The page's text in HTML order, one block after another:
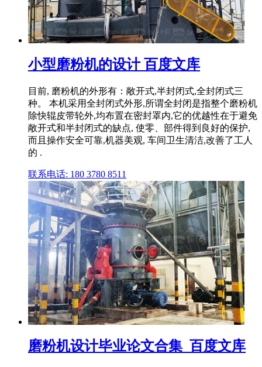
小型磨粉机的设计 百度文库
目前, 磨粉机的外形有：敞开式,半封闭式,全封闭式三
种。 本机采用全封闭式外形,所谓全封闭是指整个磨粉机
除快辊皮带轮外,均布置在密封罩内,它的优越性在于避免
敞开式和半封闭式的缺点, 使零、部件得到良好的保护,
而且操作安全可靠,机器美观, 车间卫生清洁,改善了工人
的 .
联系电话: 180 3780 8511
磨粉机设计毕业论文合集_百度文库